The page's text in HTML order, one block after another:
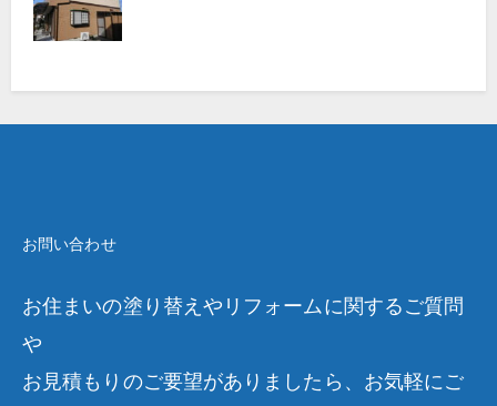
お問い合わせ
お住まいの塗り替えやリフォームに関するご質問
や
お見積もりのご要望がありましたら、お気軽にご